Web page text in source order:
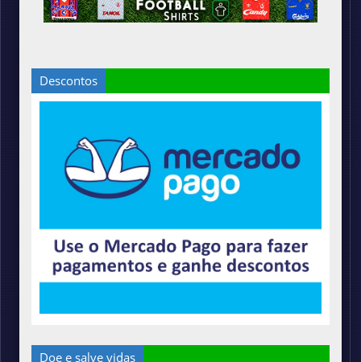
Descontos
Doe e salve vidas